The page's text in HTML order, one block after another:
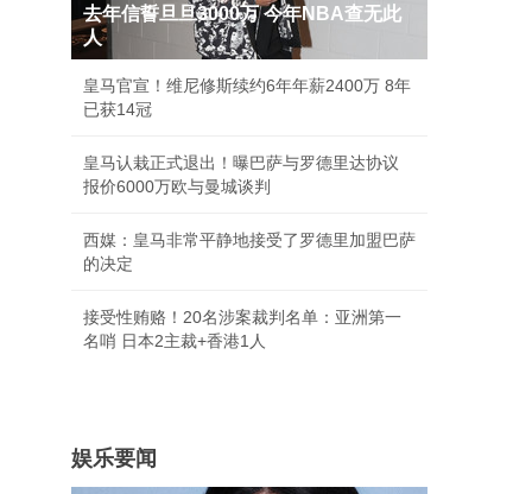
去年信誓旦旦3000万 今年NBA查无此
人
皇马官宣！维尼修斯续约6年年薪2400万 8年
已获14冠
皇马认栽正式退出！曝巴萨与罗德里达协议
报价6000万欧与曼城谈判
西媒：皇马非常平静地接受了罗德里加盟巴萨
的决定
接受性贿赂！20名涉案裁判名单：亚洲第一
名哨 日本2主裁+香港1人
娱乐要闻